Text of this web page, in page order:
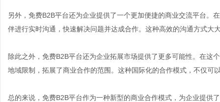
另外，免费B2B平台还为企业提供了一个更加便捷的商业交流平台。
伴进行实时沟通，快速解决问题并达成合作。这种高效的沟通方式大
除此之外，免费B2B平台还为企业拓展市场提供了更多可能性。在这
地域限制，拓展了商业合作的范围。这种国际化的合作模式，不仅可
总的来说，免费B2B平台作为一种新型的商业合作模式，为企业提供